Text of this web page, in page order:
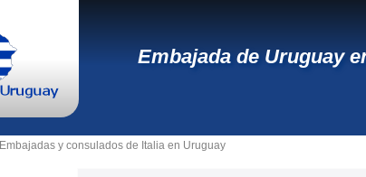
Embajada de Uruguay
Embajadas y consulados de Italia en Uruguay